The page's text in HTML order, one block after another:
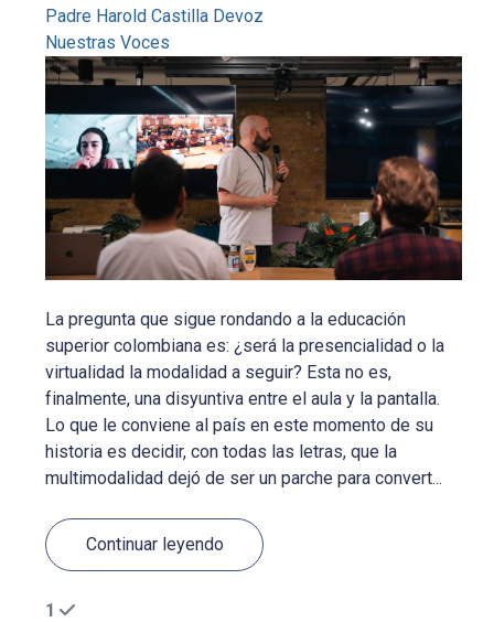
Padre Harold Castilla Devoz
Nuestras Voces
La pregunta que sigue rondando a la educación
superior colombiana es: ¿será la presencialidad o la
virtualidad la modalidad a seguir? Esta no es,
finalmente, una disyuntiva entre el aula y la pantalla.
Lo que le conviene al país en este momento de su
historia es decidir, con todas las letras, que la
multimodalidad dejó de ser un parche para convert...
Continuar leyendo
1